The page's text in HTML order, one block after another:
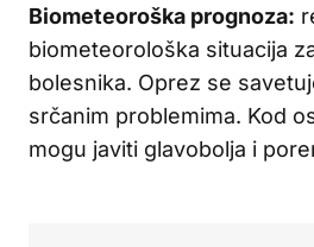
Biometeoroška prognoza:
biometeorološka situacija
bolesnika. Oprez se
srčanim problemima. Kod
mogu javiti glavobolja i